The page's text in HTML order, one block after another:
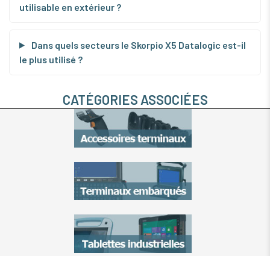
utilisable en extérieur ?
Dans quels secteurs le Skorpio X5 Datalogic est-il
le plus utilisé ?
CATÉGORIES ASSOCIÉES